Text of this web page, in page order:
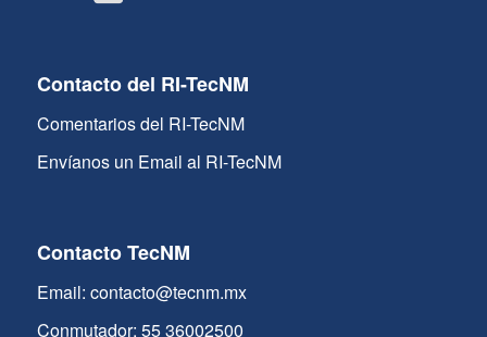
Contacto del RI-TecNM
Comentarios del RI-TecNM
Envíanos un Email al RI-TecNM
Contacto TecNM
Email: contacto@tecnm.mx
Conmutador: 55 36002500